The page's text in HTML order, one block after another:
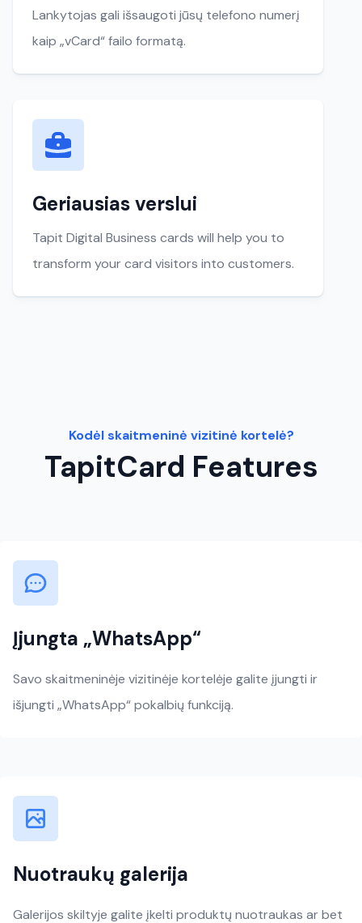
Lankytojas gali išsaugoti jūsų telefono numerį
kaip „vCard“ failo formatą.
Geriausias verslui
Tapit Digital Business cards will help you to
transform your card visitors into customers.
Kodėl skaitmeninė vizitinė kortelė?
TapitCard Features
Įjungta „WhatsApp“
Savo skaitmeninėje vizitinėje kortelėje galite įjungti ir
išjungti „WhatsApp“ pokalbių funkciją.
Nuotraukų galerija
Galerijos skiltyje galite įkelti produktų nuotraukas ar bet